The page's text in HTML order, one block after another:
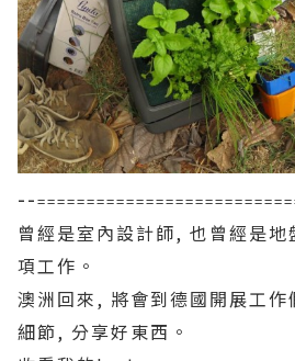
--
曾經是室內設計師, 也曾經是
項工作。
澳洲回來, 將會到德國開展工
細節, 分享好東西。